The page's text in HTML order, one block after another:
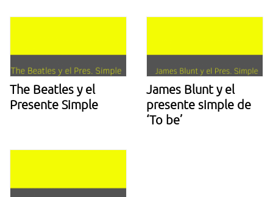
The Beatles y el
Presente Simple
James Blunt y el
presente simple de
‘To be’